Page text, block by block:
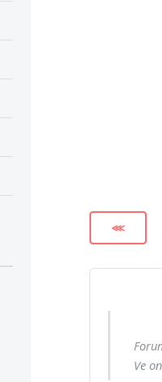
⋘
Ve